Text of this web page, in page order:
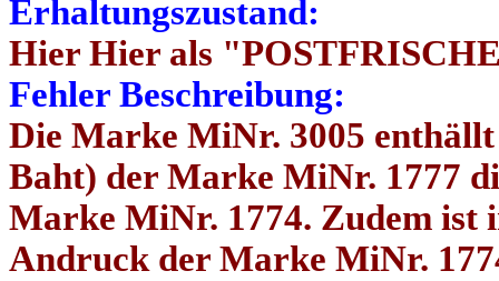
Erhaltungszustand:
Hier Hier als
Fehler Beschreibung:
Die Marke MiNr. 3005
Baht) der Marke MiNr. 1777
Marke MiNr. 1774. Zudem ist
Andruck der Marke MiNr.